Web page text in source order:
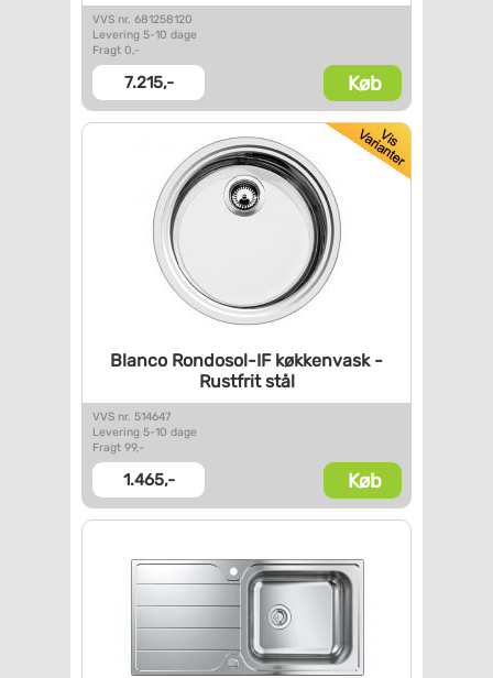
VVS nr. 681258120
Levering 5-10 dage
Fragt 0,-
7.215,- Køb
Blanco Rondosol-IF køkkenvask-
Rustfrit stål
VVS nr. 514647
Levering 5-10 dage
Fragt 99,-
1.465,- Køb